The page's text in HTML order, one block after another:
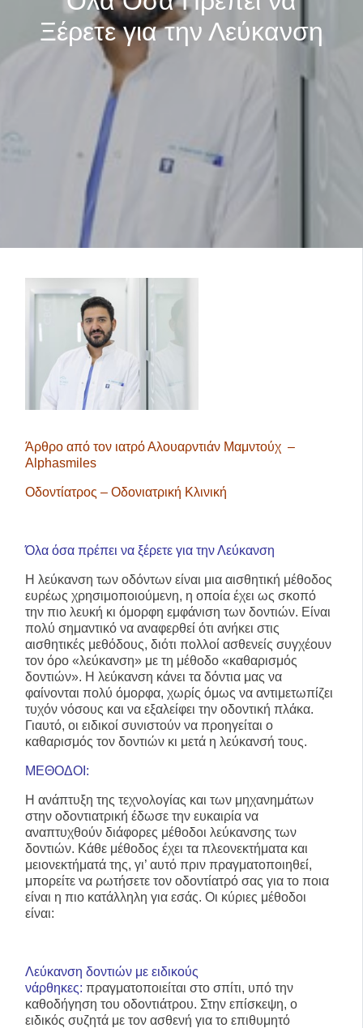
Ξέρετε για την Λεύκανση
Άρθρο από τον ιατρό Αλουαρντιάν Μαμντούχ –
Alphasmiles
Οδοντίατρος – Οδονιατρική Κλινική
Όλα όσα πρέπει να ξέρετε για την Λεύκανση
Η λεύκανση των οδόντων είναι μια αισθητική μέθοδος
ευρέως χρησιμοποιούμενη, η οποία έχει ως σκοπό
την πιο λευκή κι όμορφη εμφάνιση των δοντιών. Είναι
πολύ σημαντικό να αναφερθεί ότι ανήκει στις
αισθητικές μεθόδους, διότι πολλοί ασθενείς συγχέουν
τον όρο «λεύκανση» με τη μέθοδο «καθαρισμός
δοντιών». Η λεύκανση κάνει τα δόντια μας να
φαίνονται πολύ όμορφα, χωρίς όμως να αντιμετωπίζει
τυχόν νόσους και να εξαλείφει την οδοντική πλάκα.
Γιαυτό, οι ειδικοί συνιστούν να προηγείται ο
καθαρισμός τον δοντιών κι μετά η λεύκανσή τους.
ΜΕΘΟΔΟΙ:
Η ανάπτυξη της τεχνολογίας και των μηχανημάτων
στην οδοντιατρική έδωσε την ευκαιρία να
αναπτυχθούν διάφορες μέθοδοι λεύκανσης των
δοντιών. Κάθε μέθοδος έχει τα πλεονεκτήματα και
μειονεκτήματά της, γι’ αυτό πριν πραγματοποιηθεί,
μπορείτε να ρωτήσετε τον οδοντίατρό σας για το ποια
είναι η πιο κατάλληλη για εσάς. Οι κύριες μέθοδοι
είναι:
Λεύκανση δοντιών με ειδικούς
νάρθηκες: πραγματοποιείται στο σπίτι, υπό την
καθοδήγηση του οδοντιάτρου. Στην επίσκεψη, ο
ειδικός συζητά με τον ασθενή για το επιθυμητό